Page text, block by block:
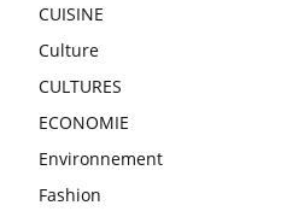
CUISINE
Culture
CULTURES
ECONOMIE
Environnement
Fashion